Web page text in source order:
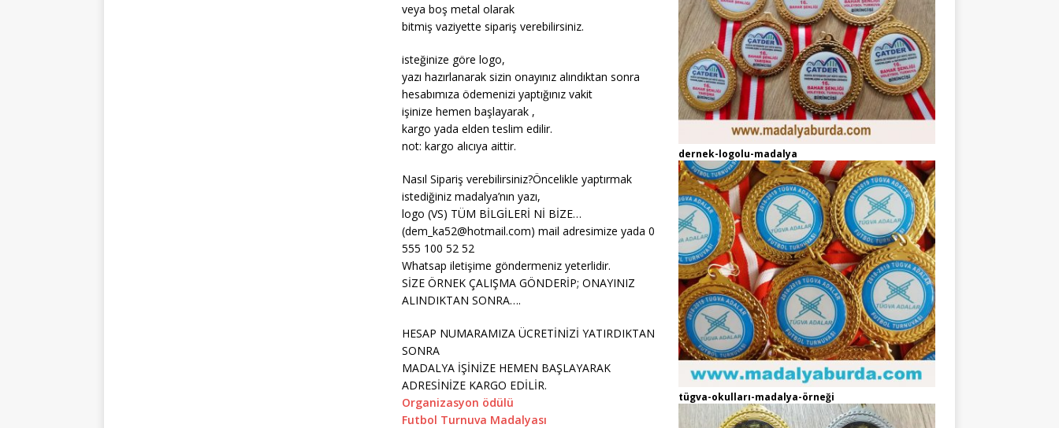
veya boş metal olarak
bitmiş vaziyette sipariş verebilirsiniz.
isteğinize göre logo,
yazı hazırlanarak sizin onayınız alındıktan sonra
hesabımıza ödemenizi yaptığınız vakit
işinize hemen başlayarak ,
kargo yada elden teslim edilir.
not: kargo alıcıya aittir.
Nasıl Sipariş verebilirsiniz?Öncelikle yaptırmak
istediğiniz madalya’nın yazı,
logo (VS) TÜM BİLGİLERİ Nİ BİZE…
(dem_ka52@hotmail.com) mail adresimize yada 0
555 100 52 52
Whatsap iletişime göndermeniz yeterlidir.
SİZE ÖRNEK ÇALIŞMA GÖNDERİP; ONAYINIZ
ALINDIKTAN SONRA….
HESAP NUMARAMIZA ÜCRETİNİZİ YATIRDIKTAN
SONRA
MADALYA İŞİNİZE HEMEN BAŞLAYARAK
ADRESİNİZE KARGO EDİLİR.
Organizasyon ödülü
Futbol Turnuva Madalyası
dernek-logolu-madalya
tügva-okulları-madalya-örneği